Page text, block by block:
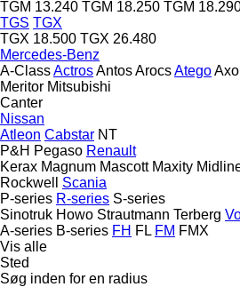
TGM 13.240 TGM 18.250 TGM
TGS TGX
TGX 18.500 TGX 26.480
Mercedes-Benz
A-ClassActrosAntosArocsAtego
Meritor Mitsubishi
Canter
Nissan
Atleon Cabstar NT
P&H Pegaso Renault
Kerax Magnum Mascott Maxity
Rockwell
Scania
P-series R-series S-series
Sinotruk Howo Strautmann Terberg
A-series B-series FH FL FM FMX
Vis alle
Sted
Søg inden for en radius